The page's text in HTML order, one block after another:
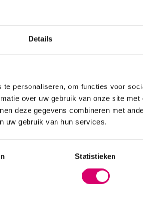
Details
personaliseren, om functies voor
over uw gebruik van onze site
deze gegevens combineren met
uw gebruik van hun services.
Statistieken